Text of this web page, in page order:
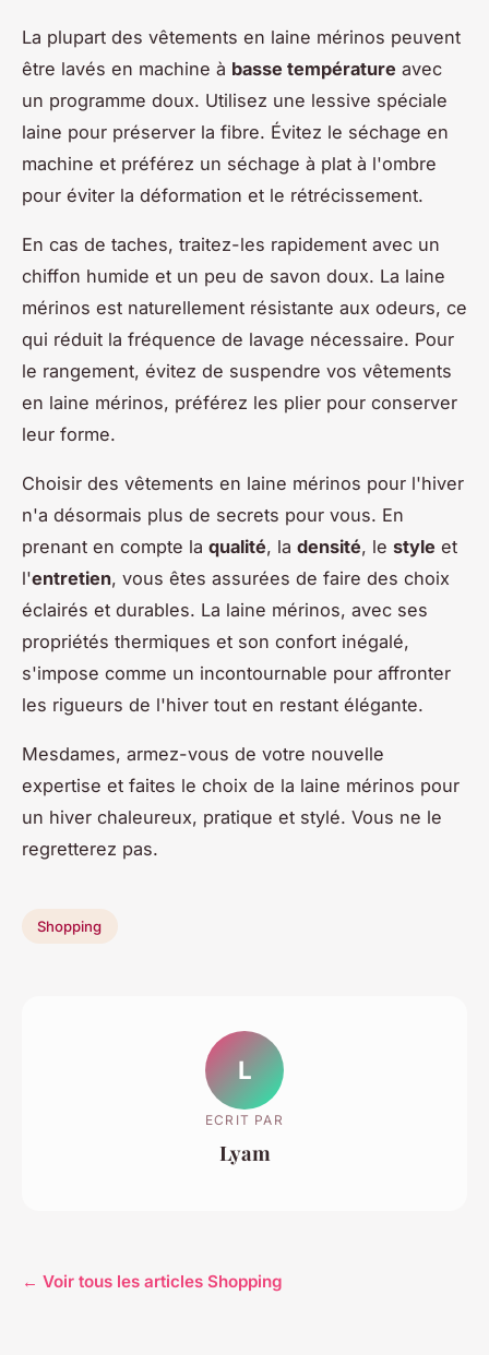
La plupart des vêtements en laine mérinos peuvent
être lavés en machine à basse température avec
un programme doux. Utilisez une lessive spéciale
laine pour préserver la fibre. Évitez le séchage en
machine et préférez un séchage à plat à l'ombre
pour éviter la déformation et le rétrécissement.
En cas de taches, traitez-les rapidement avec un
chiffon humide et un peu de savon doux. La laine
mérinos est naturellement résistante aux odeurs, ce
qui réduit la fréquence de lavage nécessaire. Pour
le rangement, évitez de suspendre vos vêtements
en laine mérinos, préférez les plier pour conserver
leur forme.
Choisir des vêtements en laine mérinos pour l'hiver
n'a désormais plus de secrets pour vous. En
prenant en compte la qualité, la densité, le style et
l'entretien, vous êtes assurées de faire des choix
éclairés et durables. La laine mérinos, avec ses
propriétés thermiques et son confort inégalé,
s'impose comme un incontournable pour affronter
les rigueurs de l'hiver tout en restant élégante.
Mesdames, armez-vous de votre nouvelle
expertise et faites le choix de la laine mérinos pour
un hiver chaleureux, pratique et stylé. Vous ne le
regretterez pas.
Shopping
L
ECRIT PAR
Lyam
← Voir tous les articles Shopping